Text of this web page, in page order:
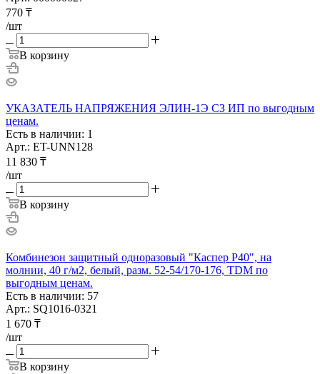
770 ₸
/шт
В корзину
УКАЗАТЕЛЬ НАПРЯЖЕНИЯ ЭЛИН-1Э СЗ ИП по выгодным
ценам.
Есть в наличии: 1
Арт.: ET-UNN128
11 830 ₸
/шт
В корзину
Комбинезон защитный одноразовый "Каспер Р40", на
молнии, 40 г/м2, белый, разм. 52-54/170-176, TDM по
выгодным ценам.
Есть в наличии: 57
Арт.: SQ1016-0321
1 670 ₸
/шт
В корзину